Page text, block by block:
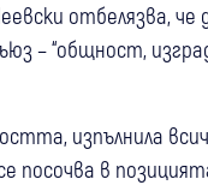
отбелязва,
– “общност,
изпълнила
посочва в